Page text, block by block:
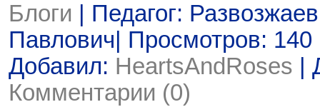
Блоги | Педагог:
Павлович| Просмотров: 140
Добавил: HeartsAndRoses |
Комментарии (0)